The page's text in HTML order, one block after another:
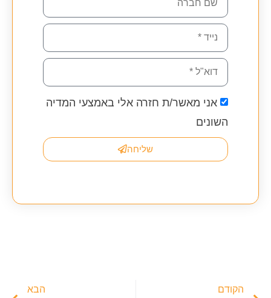
אני מאשר/ת חזרה אלי באמצעי המדיה
השונים
שליחה
הקודם הבא